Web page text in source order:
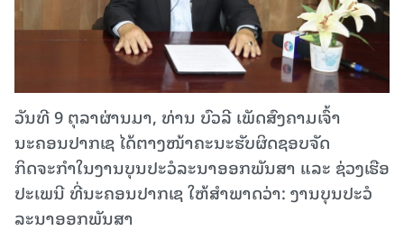
ວັນທີ 9 ຕຸລາຜ່ານມາ, ທ່ານ ບົວລີ ເພັດສົງຄາມເຈົ້າ
ນະຄອນປາກເຊ ໄດ້ຕາງໜ້າຄະນະຮັບຜິດຊອບຈັດ
ກິດຈະກຳໃນງານບຸນປະວໍລະນາອອກພັນສາ ແລະ ຊ່ວງເຮືອ
ປະເພນີ ທີ່ນະຄອນປາກເຊ ໃຫ້ສໍາພາດວ່າ: ງານບຸນປະວໍ
ລະນາອອກພັນສາ